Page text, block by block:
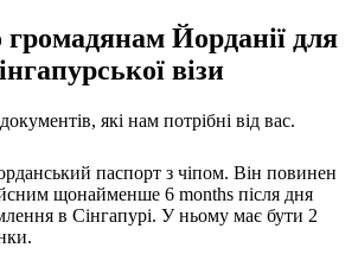
Йорданії для
візи
які нам потрібні від вас.
паспорт з чіпом. Він повинен
щонайменше 6 months після дня
в Сінгапурі. У ньому має бути 2